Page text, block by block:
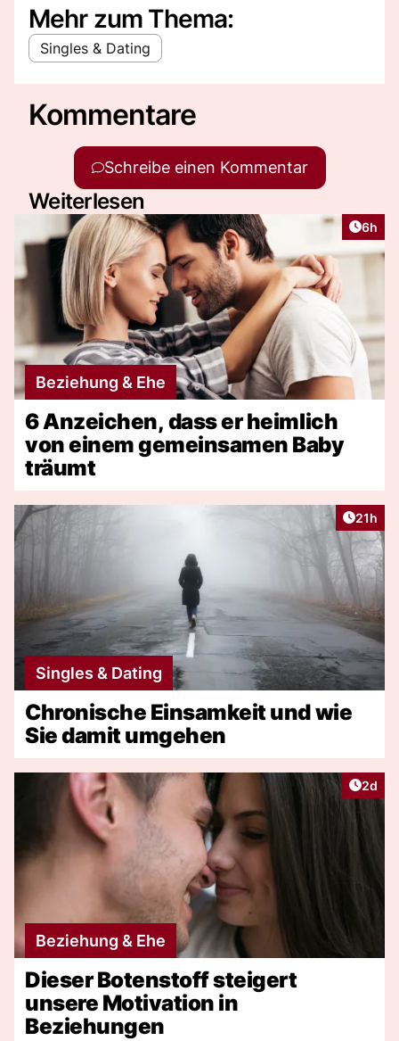
Mehr zum Thema:
Singles & Dating
Kommentare
Schreibe einen Kommentar
Weiterlesen
6h
Beziehung & Ehe
6 Anzeichen, dass er heimlich
von einem gemeinsamen Baby
träumt
Artikel
21h
Singles & Dating
Chronische Einsamkeit und wie
Sie damit umgehen
2d
Beziehung & Ehe
Dieser Botenstoff steigert
unsere Motivation in
Beziehungen